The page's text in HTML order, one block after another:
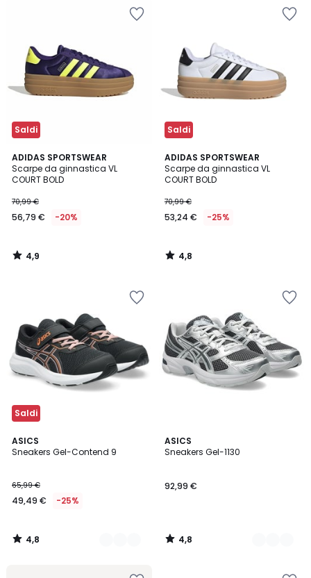
Saldi
ADIDAS SPORTSWEAR
Scarpe da ginnastica VL
COURT BOLD
70,99 €
56,79 € -20%
4,9
/ 5
4,9
/
Saldi
ADIDAS SPORTSWEAR
Scarpe da ginnastica VL
COURT BOLD
70,99 €
53,24 € -25%
4,8
/ 5
4,8
/
Saldi
ASICS
Sneakers Gel-Contend 9
65,99 €
49,49 € -25%
4,8
/ 5
2
Colori
4,8
/
ASICS
Sneakers Gel-1130
92,99 €
4,8
/ 5
2
Colori
4,8
/